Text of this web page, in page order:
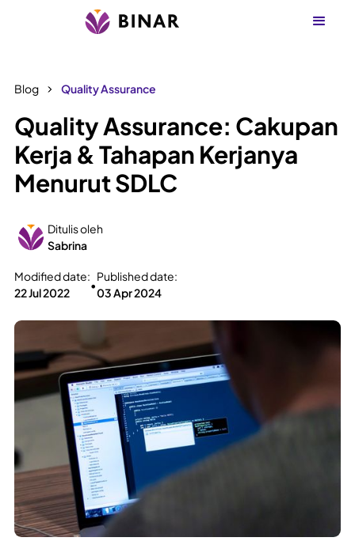
Blog Quality Assurance
Quality Assurance: Cakupan
Kerja & Tahapan Kerjanya
Menurut SDLC
Ditulis oleh
Sabrina
Modified date:
22 Jul 2022
•
Published date:
03 Apr 2024